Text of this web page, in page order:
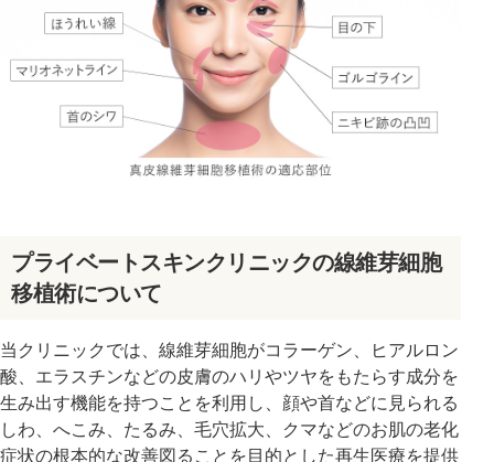
プライベートスキンクリニックの線維芽細胞
移植術について
当クリニックでは、線維芽細胞がコラーゲン、ヒアルロン
酸、エラスチンなどの皮膚のハリやツヤをもたらす成分を
生み出す機能を持つことを利用し、顔や首などに見られる
しわ、へこみ、たるみ、毛穴拡大、クマなどのお肌の老化
症状の根本的な改善図ることを目的とした再生医療を提供